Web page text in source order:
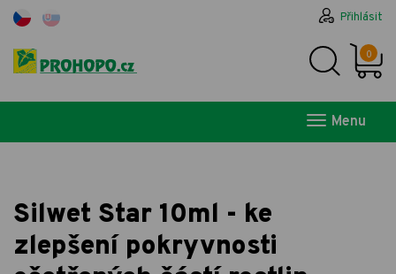
Přihlásit
0
Menu
Silwet Star 10ml - ke
zlepšení pokryvnosti